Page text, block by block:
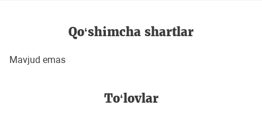
Qo‘shimcha shartlar
Mavjud emas
To‘lovlar